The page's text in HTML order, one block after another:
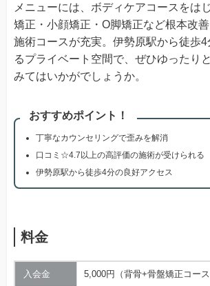
メニューには、ボディケアコースをは
矯正・小顔矯正・O脚矯正など根本改
施術コースが充実。伊勢原駅から徒歩
るプライベート空間で、ぜひゆったり
みてはいかがでしょうか。
おすすめポイント！
丁寧なカウンセリングで歪みを解消
口コミ☆4.7以上の高評価の施術が受けられる
伊勢原駅から徒歩4分の良好アクセス
料金
入会金 5,000円（背骨+骨盤矯正コース